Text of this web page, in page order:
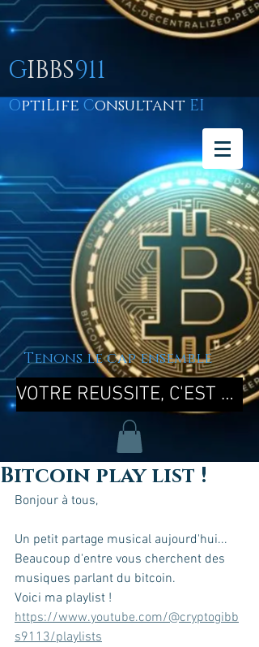
GIBBS911
OptiLife Consultant EI
Tenons le cap ensemble
VOTRE REUSSITE, C'EST MA REUSSITE !
Bitcoin play list !
Bonjour à tous,
Un petit partage musical aujourd'hui...
Beaucoup d'entre vous cherchent des
musiques parlant du bitcoin.
Voici ma playlist !
https://www.youtube.com/@cryptogibb
s9113/playlists